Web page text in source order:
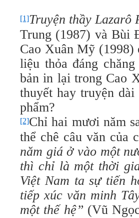
[1]Truyện thầy Lazarô
Trung (1987) và Bùi
Cao Xuân Mỹ
liệu thỏa đáng
bản in lại trong Cao
thuyết hay truyện
phẩm?
[2]Chỉ hai mươi năm
thể chê câu văn
năm giá ở vào một
thì chỉ là một thời
Việt Nam ta sự tiến
tiếp xúc văn minh
một thế hệ” (Vũ